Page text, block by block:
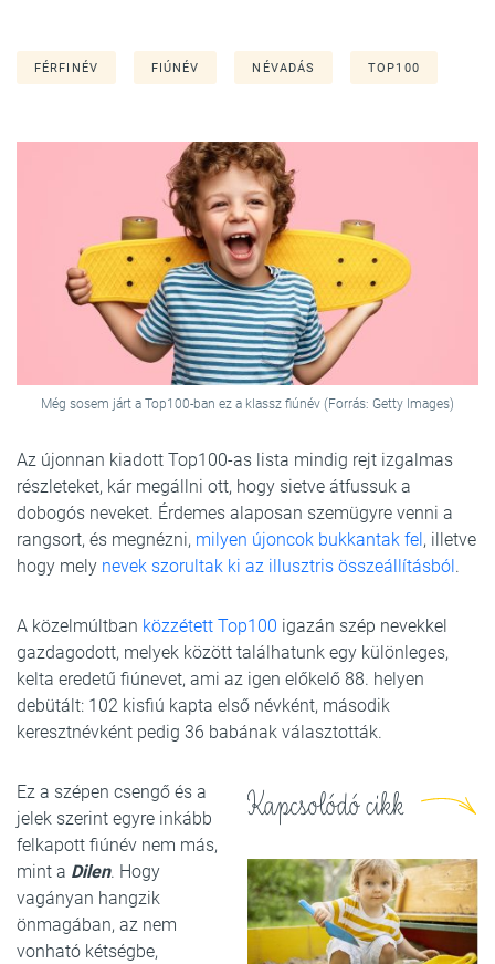
FÉRFINÉV FIÚNÉV NÉVADÁS TOP100
Még sosem járt a Top100-ban ez a klassz fiúnév (Forrás: Getty Images)
Az újonnan kiadott Top100-as lista mindig rejt izgalmas
részleteket, kár megállni ott, hogy sietve átfussuk a
dobogós neveket. Érdemes alaposan szemügyre venni a
rangsort, és megnézni, milyen újoncok bukkantak fel , illetve
hogy mely nevek szorultak ki az illusztris összeállításból .
A közelmúltban közzétett Top100 igazán szép nevekkel
gazdagodott, melyek között találhatunk egy különleges,
kelta eredetű fiúnevet, ami az igen előkelő 88. helyen
debütált: 102 kisfiú kapta első névként, második
keresztnévként pedig 36 babának választották.
Kapcsolódó cikk
Ez a szépen csengő és a
jelek szerint egyre inkább
felkapott fiúnév nem más,
mint a Dilen. Hogy
vagányan hangzik
önmagában, az nem
vonható kétségbe,